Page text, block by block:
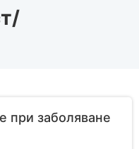
при заболяване